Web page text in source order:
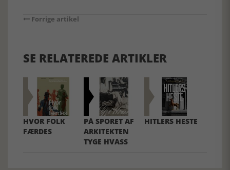
Forrige artikel
SE RELATEREDE ARTIKLER
HVOR FOLK
FÆRDES
PÅ SPORET AF
ARKITEKTEN
TYGE HVASS
HITLERS HESTE